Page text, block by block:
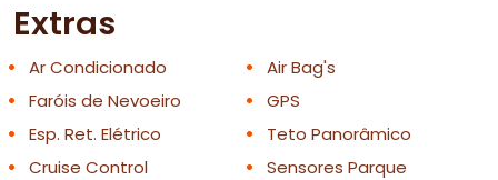
Extras
Ar Condicionado
Air Bag's
Faróis de Nevoeiro
GPS
Esp. Ret. Elétrico
Teto Panorâmico
Cruise Control
Sensores Parque